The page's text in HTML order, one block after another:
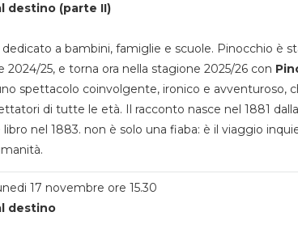
destino (parte II)
a bambini, famiglie e scuole. Pinocchio è
25, e torna ora nella stagione 2025/26 con
spettacolo coinvolgente, ironico e avventuroso,
di tutte le età. Il racconto nasce nel 1881
nel 1883. non è solo una fiaba: è il viaggio
17 novembre ore 15.30
destino